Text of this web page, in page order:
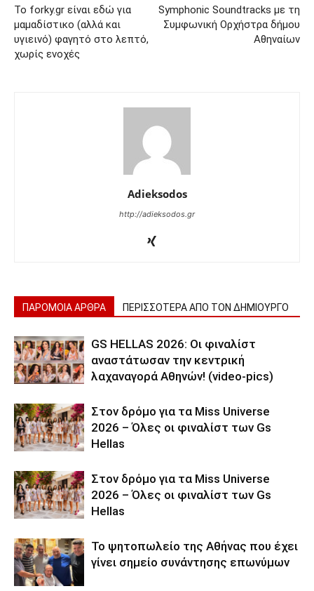
Το forky.gr είναι εδώ για
μαμαδίστικο (αλλά και
υγιεινό) φαγητό στο λεπτό,
χωρίς ενοχές
Symphonic Soundtracks με τη
Συμφωνική Ορχήστρα δήμου
Αθηναίων
Adieksodos
http://adieksodos.gr
ΠΑΡΟΜΟΙΑ ΑΡΘΡΑ ΠΕΡΙΣΣΟΤΕΡΑ ΑΠΟ ΤΟΝ ΔΗΜΙΟΥΡΓΟ
GS HELLAS 2026: Οι φιναλίστ
αναστάτωσαν την κεντρική
λαχαναγορά Αθηνών! (video-pics)
Στον δρόμο για τα Miss Universe
2026 – Όλες οι φιναλίστ των Gs
Hellas
Στον δρόμο για τα Miss Universe
2026 – Όλες οι φιναλίστ των Gs
Hellas
Το ψητοπωλείο της Αθήνας που έχει
γίνει σημείο συνάντησης επωνύμων